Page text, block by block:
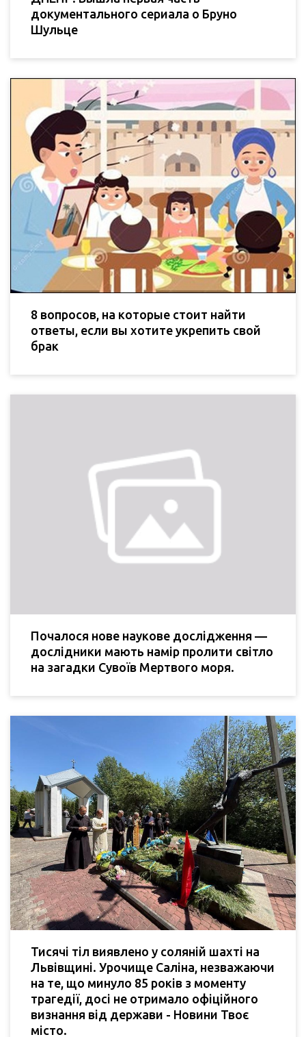
документального сериала о Бруно
Шульце
8 вопросов, на которые стоит найти
ответы, если вы хотите укрепить свой
брак
Почалося нове наукове дослідження —
дослідники мають намір пролити світло
на загадки Сувоїв Мертвого моря.
Тисячі тіл виявлено у соляній шахті на
Львівщині. Урочище Саліна, незважаючи
на те, що минуло 85 років з моменту
трагедії, досі не отримало офіційного
визнання від держави - Новини Твоє
місто.